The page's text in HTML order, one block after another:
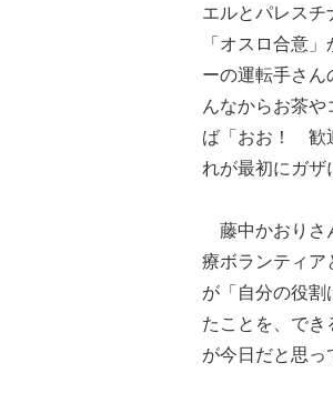
エルとパレス
「オスロ合意
ーの運転手さ
んなからお茶
ば「おお！ 歓
れが最初にガザ
藤中かおりさ
療ボランティア
が「自分の役割
たことを、で
が今日だと思っ